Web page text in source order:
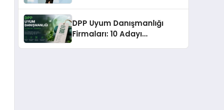
DPP Uyum Danışmanlığı
Firmaları: 10 Adayı